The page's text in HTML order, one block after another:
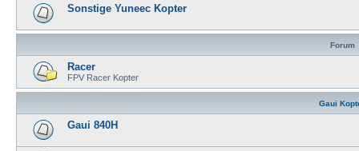
Sonstige Yuneec Kopter
Forum
Racer
FPV Racer Kopter
Gaui
Gaui 840H